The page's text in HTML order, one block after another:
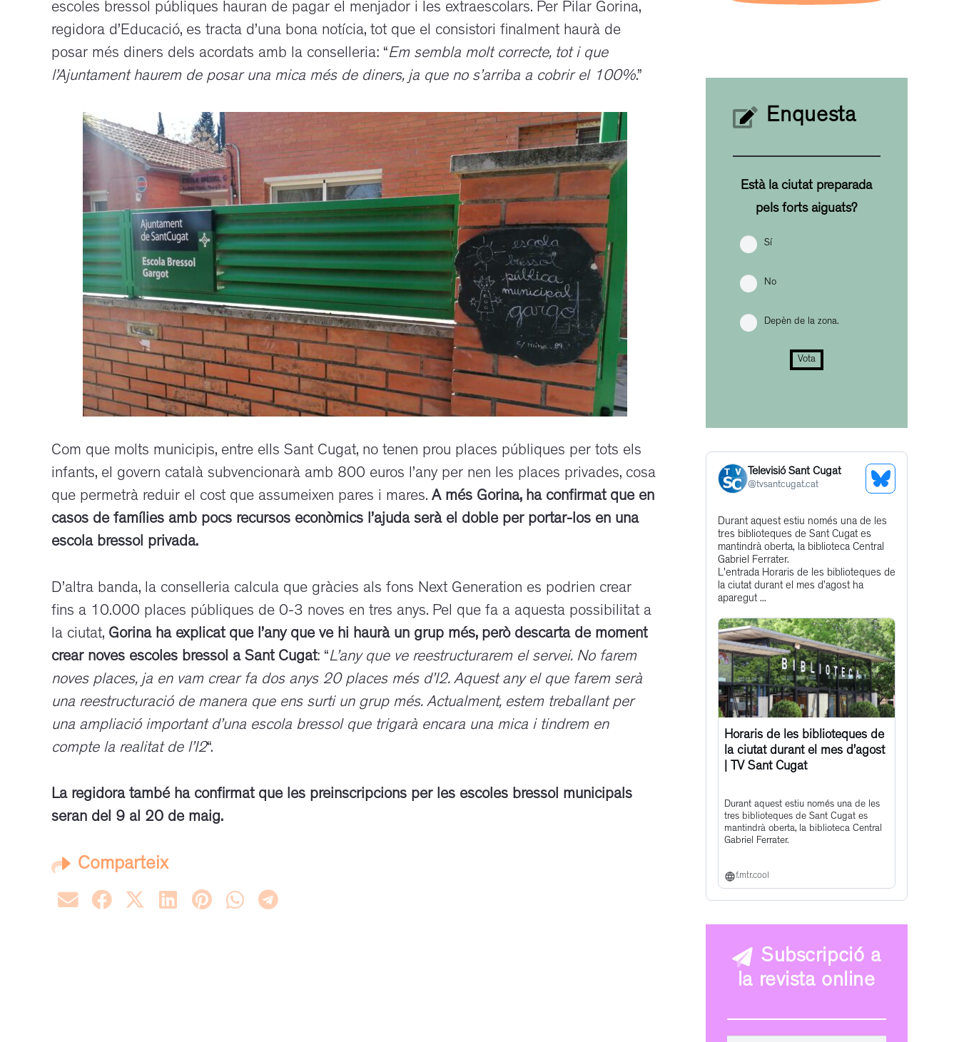
escoles bressol públiques hauran de pagar el menjador i les extraescolars. Per Pilar Gorina,
regidora d’Educació, es tracta d’una bona notícia, tot que el consistori finalment haurà de
posar més diners dels acordats amb la conselleria: “Em sembla molt correcte, tot i que
l’Ajuntament haurem de posar una mica més de diners, ja que no s’arriba a cobrir el 100%.”
Com que molts municipis, entre ells Sant Cugat, no tenen prou places públiques per tots els
infants, el govern català subvencionarà amb 800 euros l’any per nen les places privades, cosa
que permetrà reduir el cost que assumeixen pares i mares. A més Gorina, ha confirmat que en
casos de famílies amb pocs recursos econòmics l’ajuda serà el doble per portar-los en una
escola bressol privada.
D’altra banda, la conselleria calcula que gràcies als fons Next Generation es podrien crear
fins a 10.000 places públiques de 0-3 noves en tres anys. Pel que fa a aquesta possibilitat a
la ciutat, Gorina ha explicat que l’any que ve hi haurà un grup més, però descarta de moment
crear noves escoles bressol a Sant Cugat: “L’any que ve reestructurarem el servei. No farem
noves places, ja en vam crear fa dos anys 20places més d’I2. Aquest any el que farem serà
una reestructuració de manera que ens surti un grup més. Actualment, estem treballant per
una ampliació important d’una escola bressol que trigarà encara una mica i tindrem en
compte la realitat de l’I2“.
La regidora també ha confirmat que les preinscripcions per les escoles bressol municipals
seran del 9 al 20 de maig.
Comparteix
Enquesta
Està la ciutat preparada
pels forts aiguats?
Sí
No
Depèn de la zona.
Vota
Televisió Sant Cugat
@tvsantcugat.cat
See
Profile
Get
to
this
post
Durant aquest estiu només una de les
tres biblioteques de Sant Cugat es
mantindrà oberta, la biblioteca Central
Gabriel Ferrater.
L'entrada Horaris de les biblioteques de
la ciutat durant el mes d’agost ha
aparegut ...
Horaris de les biblioteques de
la ciutat durant el mes d’agost
| TV Sant Cugat
Durant aquest estiu només una de les
tres biblioteques de Sant Cugat es
mantindrà oberta, la biblioteca Central
Gabriel Ferrater.
f.mtr.cool
Subscripció a
la revista online